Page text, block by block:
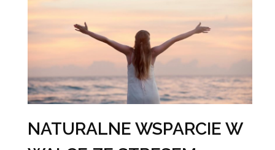
NATURALNE WSPARCIE W